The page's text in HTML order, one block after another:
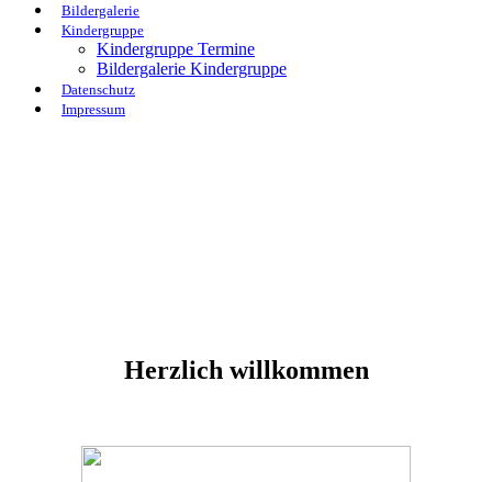
Bildergalerie
Kindergruppe
Kindergruppe Termine
Bildergalerie Kindergruppe
Datenschutz
Impressum
Herzlich willkommen